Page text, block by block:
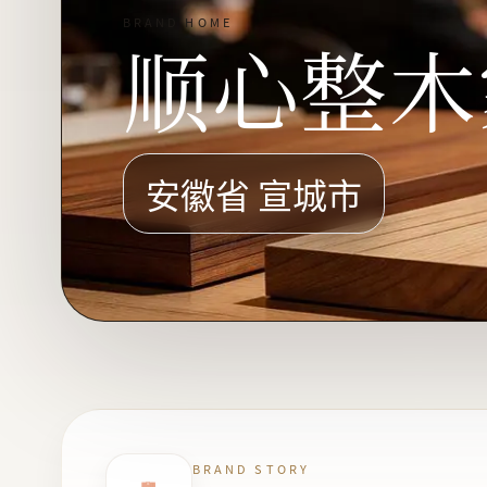
BRAND HOME
顺心整
安徽省 宣城市
BRAND STORY